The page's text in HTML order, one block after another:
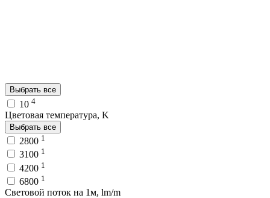
Выбрать все
10 4
Цветовая температура, K
Выбрать все
2800 1
3100 1
4200 1
6800 1
Световой поток на 1м, lm/m